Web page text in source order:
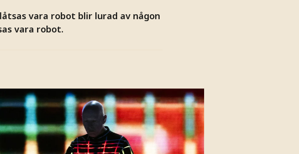
vara robot blir lurad av någon
vara robot.